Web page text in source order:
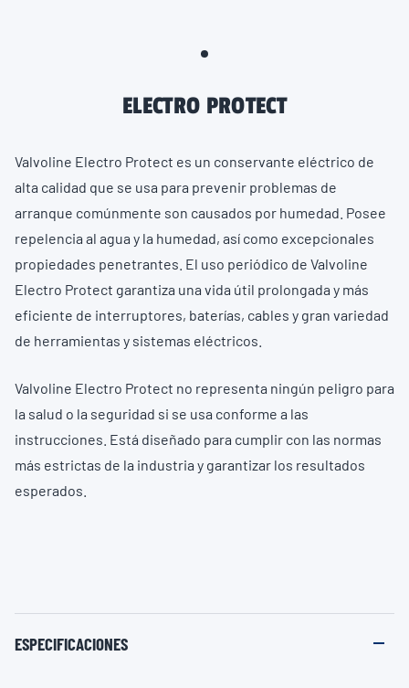
ELECTRO PROTECT
Valvoline Electro Protect es un conservante eléctrico de
alta calidad que se usa para prevenir problemas de
arranque comúnmente son causados por humedad. Posee
repelencia al agua y la humedad, así como excepcionales
propiedades penetrantes. El uso periódico de Valvoline
Electro Protect garantiza una vida útil prolongada y más
eficiente de interruptores, baterías, cables y gran variedad
de herramientas y sistemas eléctricos.
Valvoline Electro Protect no representa ningún peligro para
la salud o la seguridad si se usa conforme a las
instrucciones. Está diseñado para cumplir con las normas
más estrictas de la industria y garantizar los resultados
esperados.
ESPECIFICACIONES